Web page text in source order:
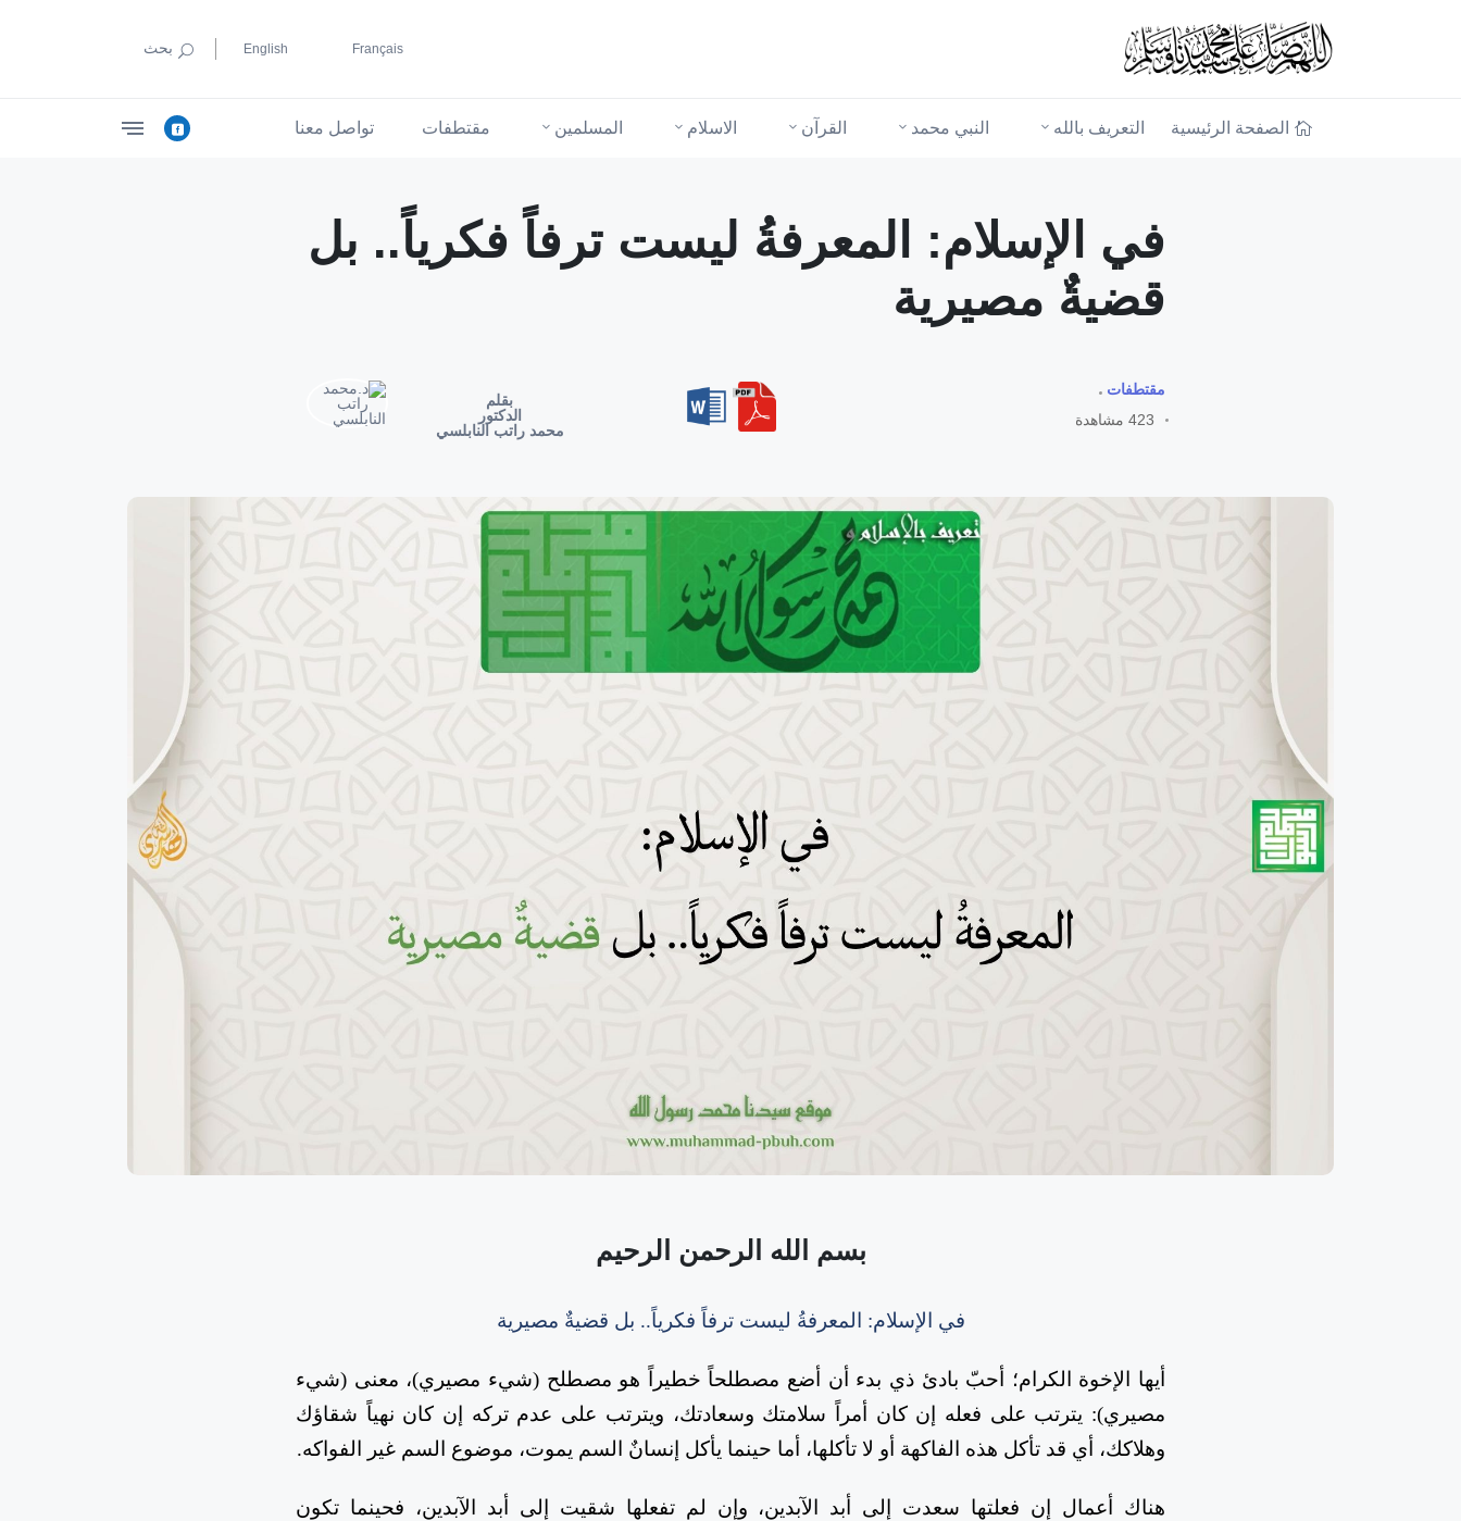
English Français بحث
الصفحة الرئيسية التعريف بالله النبي محمد القرآن الاسلام المسلمين مقتطفات تواصل معنا
في الإسلام: المعرفةُ ليست ترفاً فكرياً.. بل
قضيةٌ مصيرية
مقتطفات
423 مشاهدة
بقلم
الدكتور
محمد راتب النابلسي
بسم الله الرحمن الرحيم
في الإسلام: المعرفةُ ليست ترفاً فكرياً.. بل قضيةٌ مصيرية
أيها الإخوة الكرام؛ أحبّ بادئ ذي بدء أن أضع مصطلحاً خطيراً هو مصطلح (شيء مصيري)، معنى (شيء
مصيري): يترتب على فعله إن كان أمراً سلامتك وسعادتك، ويترتب على عدم تركه إن كان نهياً شقاؤك
وهلاكك، أي قد تأكل هذه الفاكهة أو لا تأكلها، أما حينما يأكل إنسانٌ السم يموت، موضوع السم غير الفواكه.
هناك أعمال إن فعلتها سعدت إلى أبد الآبدين، وإن لم تفعلها شقيت إلى أبد الآبدين، فحينما تكون